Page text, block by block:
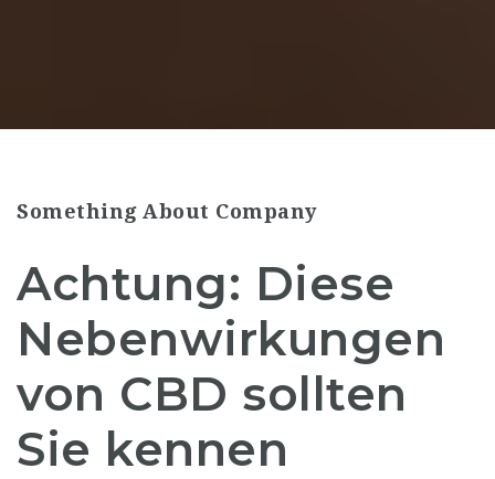
Something About Company
Achtung: Diese
Nebenwirkungen
von CBD sollten
Sie kennen